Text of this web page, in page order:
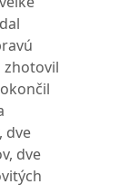
zhotovil
dve
dve